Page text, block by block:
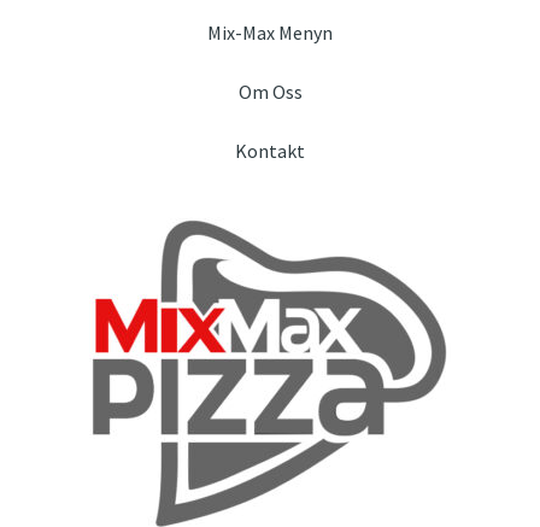
Mix-Max Menyn
Om Oss
Kontakt